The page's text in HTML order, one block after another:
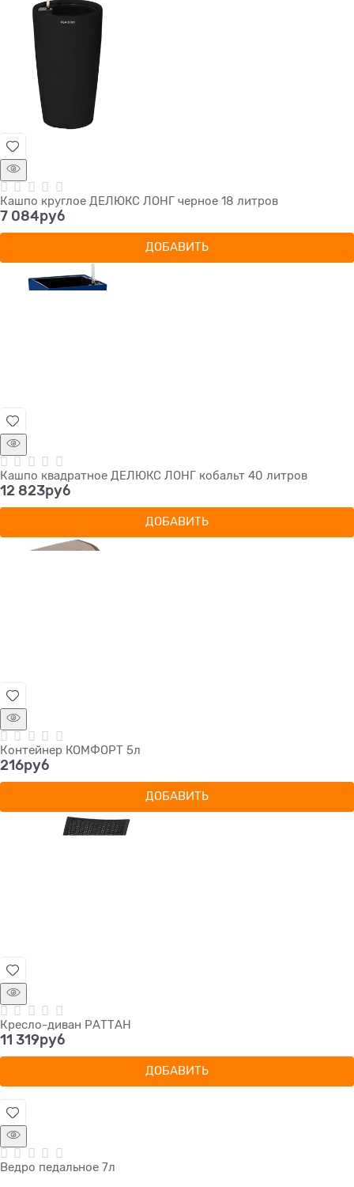
Кашпо круглое ДЕЛЮКС ЛОНГ черное 18 литров
7 084руб
ДОБАВИТЬ
Кашпо квадратное ДЕЛЮКС ЛОНГ кобальт 40 литров
12 823руб
ДОБАВИТЬ
Контейнер КОМФОРТ 5л
216руб
ДОБАВИТЬ
Кресло-диван РАТТАН
11 319руб
ДОБАВИТЬ
Ведро педальное 7л